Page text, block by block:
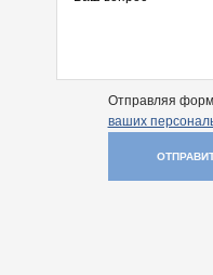
Отправляя
ваших